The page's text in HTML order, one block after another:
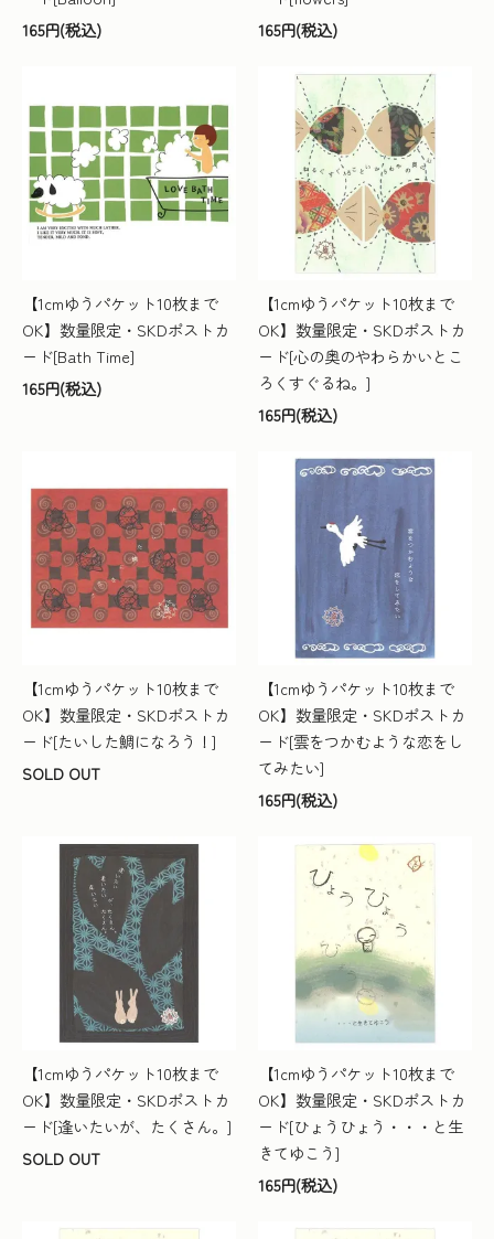
165円(税込)
165円(税込)
【1cmゆうパケット10枚まで
OK】数量限定・SKDポストカ
ード[Bath Time]
165円(税込)
【1cmゆうパケット10枚まで
OK】数量限定・SKDポストカ
ード[心の奥のやわらかいとこ
ろくすぐるね。]
165円(税込)
【1cmゆうパケット10枚まで
OK】数量限定・SKDポストカ
ード[たいした鯛になろう！]
SOLD OUT
【1cmゆうパケット10枚まで
OK】数量限定・SKDポストカ
ード[雲をつかむような恋をし
てみたい]
165円(税込)
【1cmゆうパケット10枚まで
OK】数量限定・SKDポストカ
ード[逢いたいが、たくさん。]
SOLD OUT
【1cmゆうパケット10枚まで
OK】数量限定・SKDポストカ
ード[ひょうひょう・・・と生
きてゆこう]
165円(税込)